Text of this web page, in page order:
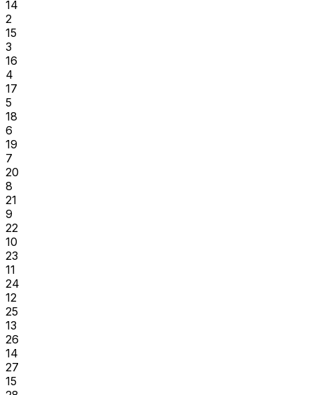
14
2
15
3
16
4
17
5
18
6
19
7
20
8
21
9
22
10
23
11
24
12
25
13
26
14
27
15